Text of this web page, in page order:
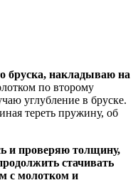
бруска, накладываю на
по второму
углубление в бруске.
тереть пружину, об
и проверяю толщину,
стачивать
с молотком и